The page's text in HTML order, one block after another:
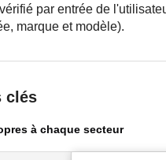
par entrée de
marque et modèle).
clés
à chaque secteur